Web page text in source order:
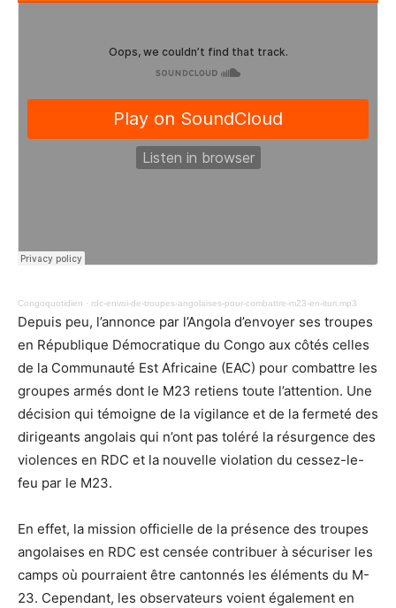
Congoquotidien · rdc-envoi-de-troupes-angolaises-pour-combattre-m23-en-ituri.mp3
Depuis peu, l’annonce par l’Angola d’envoyer ses troupes
en République Démocratique du Congo aux côtés celles
de la Communauté Est Africaine (EAC) pour combattre les
groupes armés dont le M23 retiens toute l’attention. Une
décision qui témoigne de la vigilance et de la fermeté des
dirigeants angolais qui n’ont pas toléré la résurgence des
violences en RDC et la nouvelle violation du cessez-le-
feu par le M23.
En effet, la mission officielle de la présence des troupes
angolaises en RDC est censée contribuer à sécuriser les
camps où pourraient être cantonnés les éléments du M-
23. Cependant, les observateurs voient également en